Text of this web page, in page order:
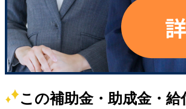
この補助金・助成金・給